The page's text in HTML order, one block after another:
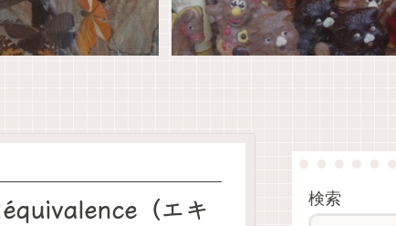
（エキ
検索